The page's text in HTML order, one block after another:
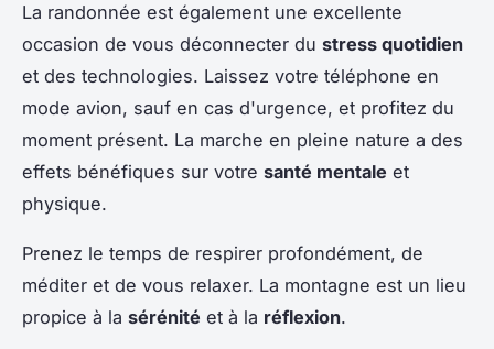
La randonnée est également une excellente
occasion de vous déconnecter du stress quotidien
et des technologies. Laissez votre téléphone en
mode avion, sauf en cas d'urgence, et profitez du
moment présent. La marche en pleine nature a des
effets bénéfiques sur votre santé mentale et
physique.
Prenez le temps de respirer profondément, de
méditer et de vous relaxer. La montagne est un lieu
propice à la sérénité et à la réflexion.